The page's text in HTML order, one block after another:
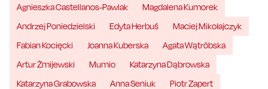
Agnieszka Castellanos-Pawlak
Magdalena Kumorek
Andrzej Poniedzielski
Edyta Herbuś
Maciej Mikołajczyk
Fabian Kocięcki
Joanna Kuberska
Agata Wątróbska
Artur Żmijewski
Mumio
Katarzyna Dąbrowska
Katarzyna Grabowska
Anna Seniuk
Piotr Zapert